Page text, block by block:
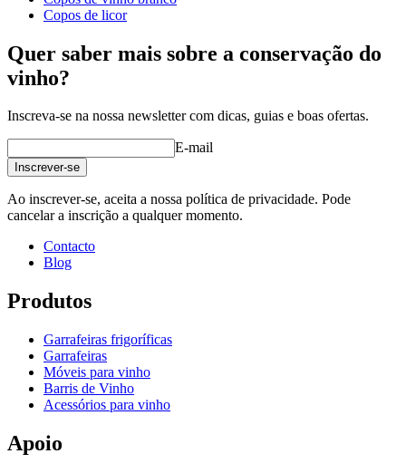
Copos de licor
Quer saber mais sobre a conservação do
vinho?
Inscreva-se na nossa newsletter com dicas, guias e boas ofertas.
E-mail
Inscrever-se
Ao inscrever-se, aceita a nossa política de privacidade. Pode
cancelar a inscrição a qualquer momento.
Contacto
Blog
Produtos
Garrafeiras frigoríficas
Garrafeiras
Móveis para vinho
Barris de Vinho
Acessórios para vinho
Apoio